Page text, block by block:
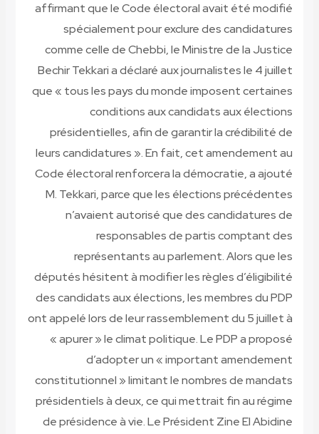
affirmant que le Code électoral avait été modifié
spécialement pour exclure des candidatures
comme celle de Chebbi, le Ministre de la Justice
Bechir Tekkari a déclaré aux journalistes le 4 juillet
que « tous les pays du monde imposent certaines
conditions aux candidats aux élections
présidentielles, afin de garantir la crédibilité de
leurs candidatures ». En fait, cet amendement au
Code électoral renforcera la démocratie, a ajouté
M. Tekkari, parce que les élections précédentes
n’avaient autorisé que des candidatures de
responsables de partis comptant des
représentants au parlement. Alors que les
députés hésitent à modifier les règles d’éligibilité
des candidats aux élections, les membres du PDP
ont appelé lors de leur rassemblement du 5 juillet à
« apurer » le climat politique. Le PDP a proposé
d’adopter un « important amendement
constitutionnel » limitant le nombres de mandats
présidentiels à deux, ce qui mettrait fin au régime
de présidence à vie. Le Président Zine El Abidine